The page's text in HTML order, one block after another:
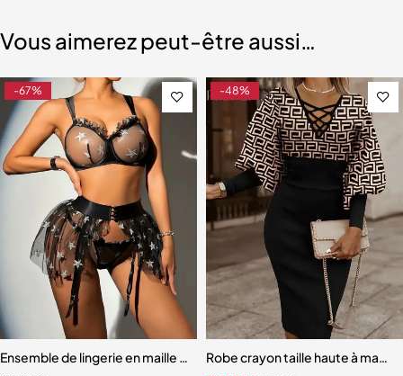
Vous aimerez peut-être aussi…
noir et blanc
-67%
Ensemble de lingerie en maille transparente à imprimé étoile
-48%
Robe crayon taille haute à